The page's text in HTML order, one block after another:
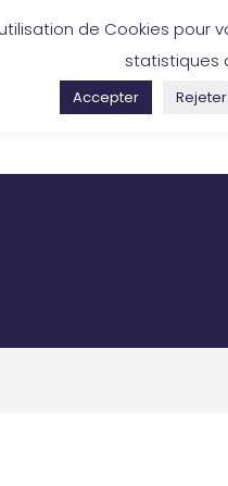
53 88
COLLECTION RÉALISATIONS
de Cookies
statistiques
Accepter Rejeter